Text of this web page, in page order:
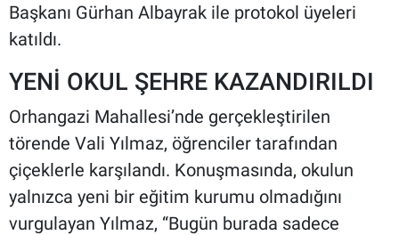
Başkanı Gürhan Albayrak ile protokol üyeleri
katıldı.
YENİ OKUL ŞEHRE KAZANDIRILDI
Orhangazi Mahallesi’nde gerçekleştirilen
törende Vali Yılmaz, öğrenciler tarafından
çiçeklerle karşılandı. Konuşmasında, okulun
yalnızca yeni bir eğitim kurumu olmadığını
vurgulayan Yılmaz, “Bugün burada sadece